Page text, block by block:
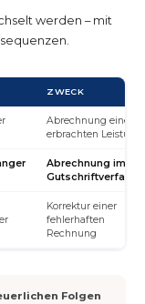
werden – mit
ZWECK
Abrechnung einer
erbrachten Leistung
Abrechnung im
Korrektur einer
fehlerhaften
Rechnung
Folgen